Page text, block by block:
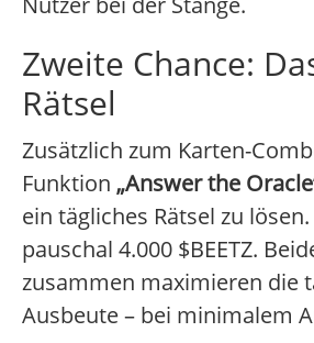
Zweite Chance:
Rätsel
Zusätzlich zum Karten-
Funktion „Answer the
ein tägliches Rätsel zu
pauschal 4.000 $BEETZ.
zusammen maximieren die
Ausbeute – bei minimalem